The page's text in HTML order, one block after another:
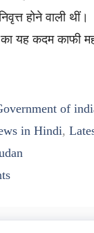
होने वाली
यह कदम काफी
of
in Hindi,